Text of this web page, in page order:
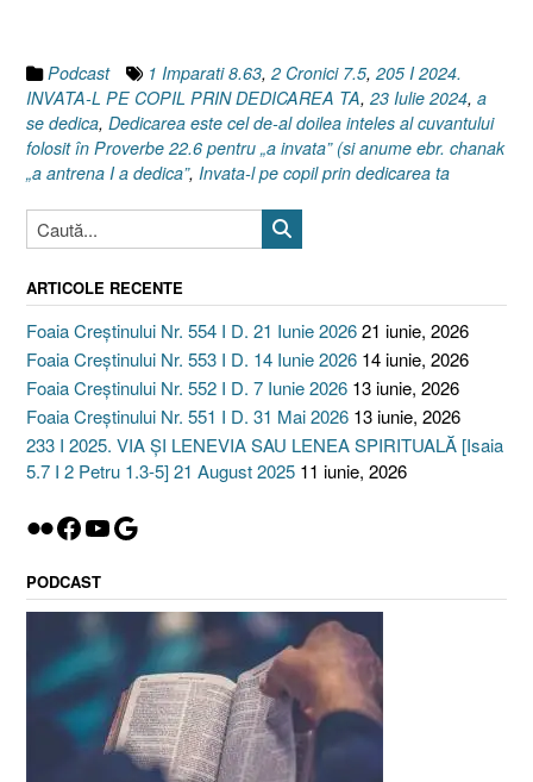
Podcast 1 Imparati 8.63, 2 Cronici 7.5, 205 I 2024.
INVATA-L PE COPIL PRIN DEDICAREA TA, 23 Iulie 2024, a
se dedica, Dedicarea este cel de-al doilea inteles al cuvantului
folosit în Proverbe 22.6 pentru „a invata” (si anume ebr. chanak
„a antrena I a dedica”, Invata-l pe copil prin dedicarea ta
ARTICOLE RECENTE
Foaia Creștinului Nr. 554 I D. 21 Iunie 202621 iunie, 2026
Foaia Creștinului Nr. 553 I D. 14 Iunie 2026 14 iunie, 2026
Foaia Creștinului Nr. 552 I D. 7 Iunie 2026 13 iunie, 2026
Foaia Creștinului Nr. 551 I D. 31 Mai 2026 13 iunie, 2026
233 I 2025. VIA ȘI LENEVIA SAU LENEA SPIRITUALĂ [Isaia
5.7 I 2 Petru 1.3-5] 21 August 2025 11 iunie, 2026
Flickr
Facebook
YouTube
Google
PODCAST